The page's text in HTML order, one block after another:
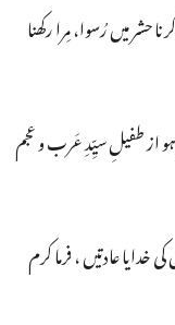
میں رُسوا، مِرا رکھنا
از طفیلِ سیِّدِ عَرب و عجم
عادتیں ، فرما کرم